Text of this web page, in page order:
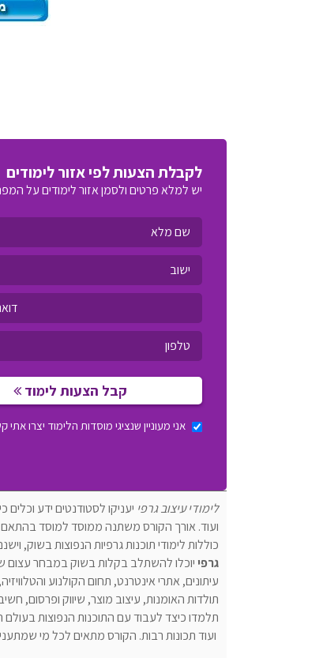
לקבלת הצעות לפי אזור לימודים
יש למלא פרטים ולסמן אזור לימודים על
קבל הצעות לימוד
אני מעוניין שנציגי מוסדות הלימוד יצרו אתי
לימודי עיצוב גרפי יעניקו לסטודנטים ידע
ועוד. אורך הקורס משתנה ממוסד למוסד בהתאם
כוללות לימודי תוכנות גרפיות הנפוצות בשוק,
גרפי יוכלו להשתלב בקלות בשוק במבחר עצום
עיתונים, אתרי אינטרנט, תחום הקולנוע
תולדות האומנות, עיצוב מוצר, שיווק ופרסום,
ועוד תכונות רבות. הקורס מתאים לכל מי